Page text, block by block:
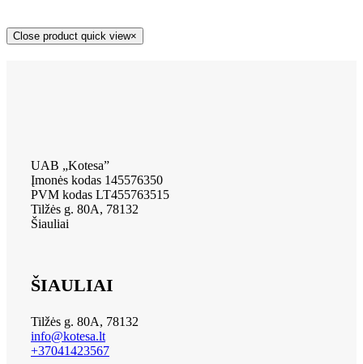
Close product quick view×
UAB „Kotesa”
Įmonės kodas 145576350
PVM kodas LT455763515
Tilžės g. 80A, 78132
Šiauliai
ŠIAULIAI
Tilžės g. 80A, 78132
info@kotesa.lt
+37041423567